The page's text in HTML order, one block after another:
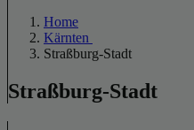
Home
Kärnten
Straßburg-Stadt
Straßburg-Stadt